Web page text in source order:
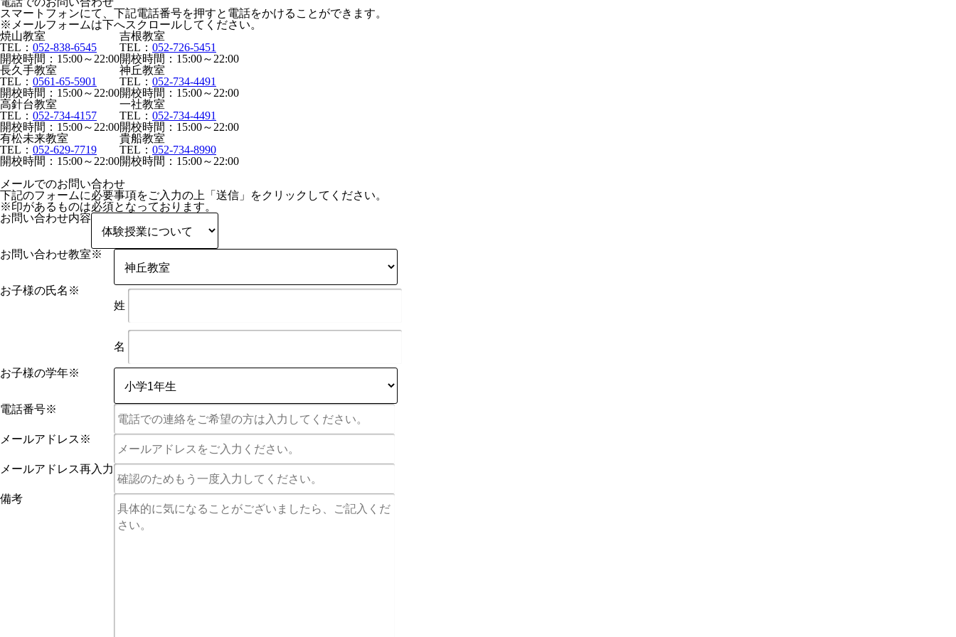
スマートフォンにて、下記電話番号を押すと電話をかけることができます。
※メールフォームは下へスクロールしてください。
焼山教室
吉根教室
TEL： 052-838-6545
開校時間：15:00～22:00
TEL： 052-726-5451
開校時間：15:00～22:00
長久手教室
神丘教室
TEL： 0561-65-5901
開校時間：15:00～22:00
TEL： 052-734-4491
開校時間：15:00～22:00
高針台教室
一社教室
TEL： 052-734-4157
開校時間：15:00～22:00
TEL： 052-734-4491
開校時間：15:00～22:00
有松未来教室
貴船教室
TEL： 052-629-7719
開校時間：15:00～22:00
TEL： 052-734-8990
開校時間：15:00～22:00
メールでのお問い合わせ
下記のフォームに必要事項をご入力の上「送信」をクリックしてください。
※印があるものは必須となっております。
お問い合わせ内容
お問い合わせ教室※
お子様の氏名 ※
姓
名
お子様の学年※
電話番号※
メールアドレス ※
メールアドレス再入力
備考